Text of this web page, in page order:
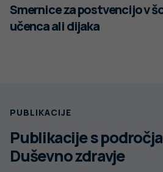
Smernice za postvencijo v
učenca ali dijaka
PUBLIKACIJE
Publikacije s področja
Duševno zdravje